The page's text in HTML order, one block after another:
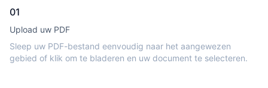
01
Upload uw PDF
Sleep uw PDF-bestand eenvoudig naar het aangewezen
gebied of klik om te bladeren en uw document te selecteren.